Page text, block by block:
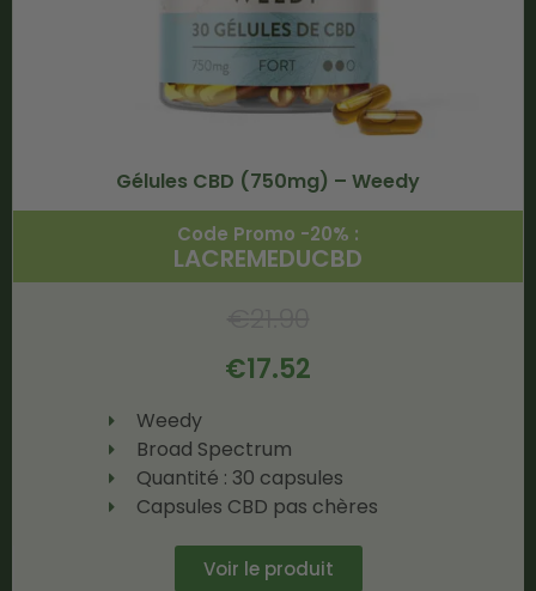
Gélules CBD (750mg) – Weedy
Code Promo -20% :
LACREMEDUCBD
€17.52
Weedy
Broad Spectrum
Quantité : 30 capsules
Capsules CBD pas chères
Voir le produit